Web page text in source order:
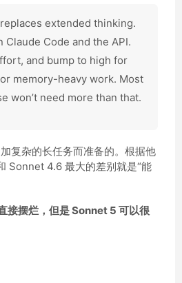
extended thinking.
Claude Code and the API.
and bump to high for
memory-heavy work. Most
won’t need more than that.
复杂的长任务而准备的。根据他
Sonnet 4.6 最大的差别就是“能
接摆烂，但是 Sonnet 5 可以很